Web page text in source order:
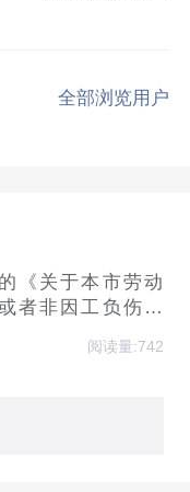
全部浏览用户
《关于本市劳动
者非因工负伤的
阅读量:742